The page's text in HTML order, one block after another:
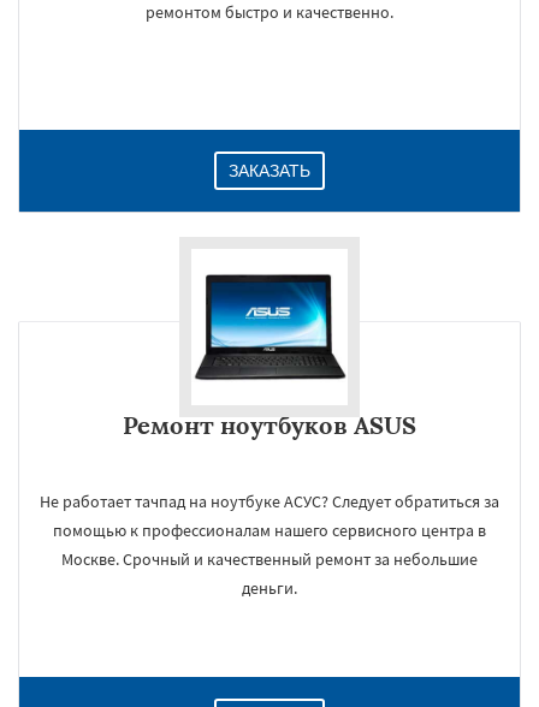
ремонтом быстро и качественно.
ЗАКАЗАТЬ
Ремонт ноутбуков ASUS
Не работает тачпад на ноутбуке АСУС? Следует обратиться за
помощью к профессионалам нашего сервисного центра в
Москве. Срочный и качественный ремонт за небольшие
деньги.